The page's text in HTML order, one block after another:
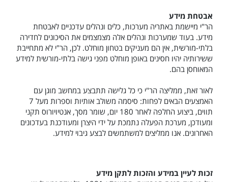
אבטחת מידע
הר"י מיישמת באתריה מערכות, כלים ונהלים עדכניים לאבטחת
מידע. בעוד שמערכות ונהלים אלה מצמצמים את הסיכונים לחדירה
בלתי-מורשית, אין הם מעניקים בטחון מוחלט. לכן, הר"י לא מתחייבת
ששירותיה יהיו חסינים באופן מוחלט מפני גישה בלתי-מורשית למידע
המאוחסן בהם.
לאור זאת, ממליצה הר"י כי כל גלישה תתבצע במחשב מוגן עם
האמצעים הבאים לפחות: סיסמה משולב אותיות וספרות מעל 7
תווים, ביצוע החלפה לאחר 180 יום, שומר מסך, אנטיויורוס תקני
ומעודכן, מערכת הפעלה נתמכת על ידי היצרן ומעודכנת בעדכונים
האחרונים. אנו ממליצים למשתמשים לבצע גיבוי למידע.
זכות לעיין במידע והזכות לתקן מידע